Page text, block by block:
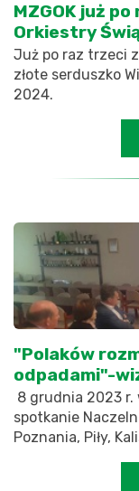
MZGOK już
Orkiestry
Już po raz trzeci z
złote serduszko
2024.
"Polaków
odpadami"-
8 grudnia 2023 r.
spotkanie
Poznania, Piły,